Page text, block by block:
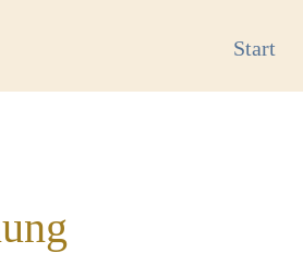
Start